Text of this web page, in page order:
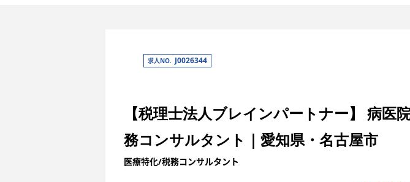
求人NO. J0026344
【税理士法人ブレインパートナー】 病
務コンサルタント｜愛知県・名古屋市
医療特化/税務コンサルタント